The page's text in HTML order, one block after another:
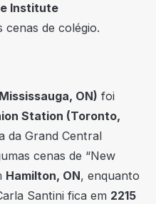
Institute
cenas de colégio.
ON) foi
Station (Toronto,
da Grand Central
cenas de “New
Hamilton, ON, enquanto
Santini fica em 2215